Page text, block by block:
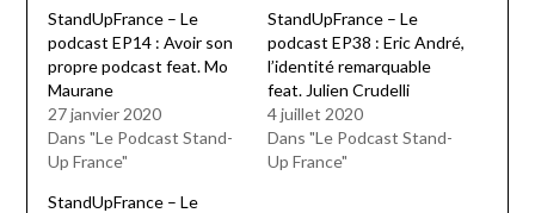
StandUpFrance – Le
podcast EP14 : Avoir son
propre podcast feat. Mo
Maurane
27 janvier 2020
Dans "Le Podcast Stand-
Up France"
StandUpFrance – Le
podcast EP38 : Eric André,
l’identité remarquable
feat. Julien Crudelli
4 juillet 2020
Dans "Le Podcast Stand-
Up France"
StandUpFrance – Le